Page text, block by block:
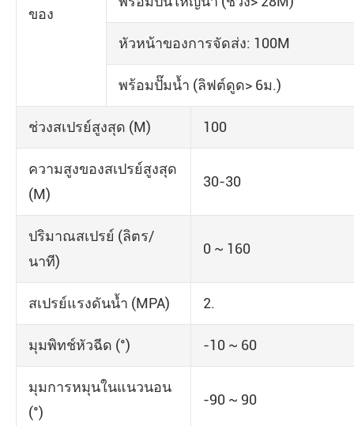
ของ
หัวหน้าของการจัดส่ง: 100M
พร้อมปั๊มน้ำ (ลิฟต์ดูด> 6ม.)
ช่วงสเปรย์สูงสุด (M) 100
ความสูงของสเปรย์สูงสุด
(M)
30-30
ปริมาณสเปรย์ (ลิตร/
นาที)
0 ~ 160
สเปรย์แรงดันน้ำ (MPA) 2.
มุมพิทช์หัวฉีด (°) -10 ~ 60
มุมการหมุนในแนวนอน
(°)
-90 ~ 90